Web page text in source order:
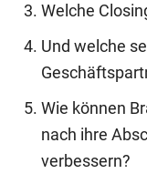
Welche
Und welche
Wie können
nach ihre
verbessern?